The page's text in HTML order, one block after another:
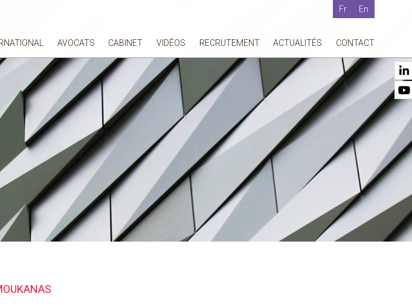
Fr En
AVOCATS CABINET VIDÉOS RECRUTEMENT ACTUALITÉS CONTACT